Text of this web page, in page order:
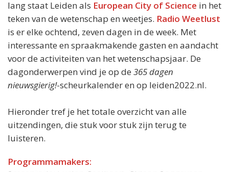
lang staat Leiden als European City of Science in het
teken van de wetenschap en weetjes. Radio Weetlust
is er elke ochtend, zeven dagen in de week. Met
interessante en spraakmakende gasten en aandacht
voor de activiteiten van het wetenschapsjaar. De
dagonderwerpen vind je op de 365 dagen
nieuwsgierig!-scheurkalender en op leiden2022.nl.
Hieronder tref je het totale overzicht van alle
uitzendingen, die stuk voor stuk zijn terug te
luisteren.
Programmamakers: